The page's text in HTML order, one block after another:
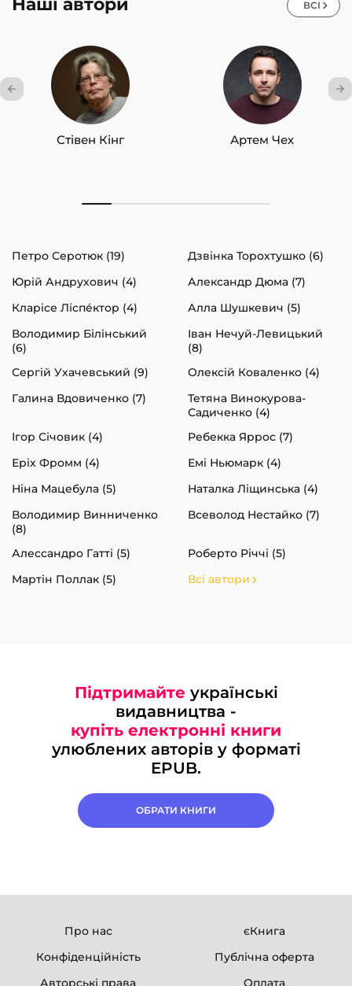
ВСІ
Стівен Кінг Артем Чех
Петро Серотюк (19)
Дзвінка Торохтушко (6)
Юрій Андрухович (4)
Александр Дюма (7)
Кларісе Ліспéктор (4)
Алла Шушкевич (5)
Володимир Білінський
(6)
Іван Нечуй-Левицький
(8)
Сергій Ухачевський (9)
Олексій Коваленко (4)
Галина Вдовиченко (7)
Тетяна Винокурова-
Садиченко (4)
Ігор Січовик (4)
Ребекка Яррос (7)
Еріх Фромм (4)
Емі Ньюмарк (4)
Ніна Мацебула (5)
Наталка Ліщинська (4)
Володимир Винниченко
(8)
Всеволод Нестайко (7)
Алессандро Гатті (5)
Роберто Річчі (5)
Мартін Поллак (5)
Всі автори
Підтримайте українські
видавництва -
купіть електронні книги
улюблених авторів у форматі
EPUB.
ОБРАТИ КНИГИ
Про нас
єКнига
Конфіденційність
Публічна оферта
Авторські права
Оплата